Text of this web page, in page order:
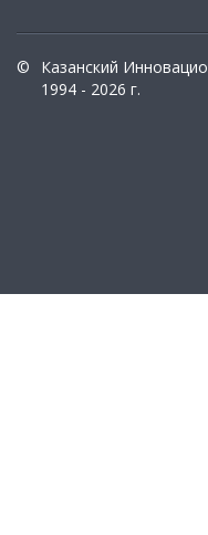
©
Казанский
1994 - 2026 г.